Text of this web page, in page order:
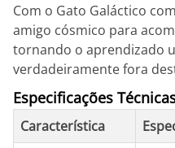
Com o Gato Galáctico
amigo cósmico para
tornando o aprendizado
verdadeiramente fora
Especificações
Característica